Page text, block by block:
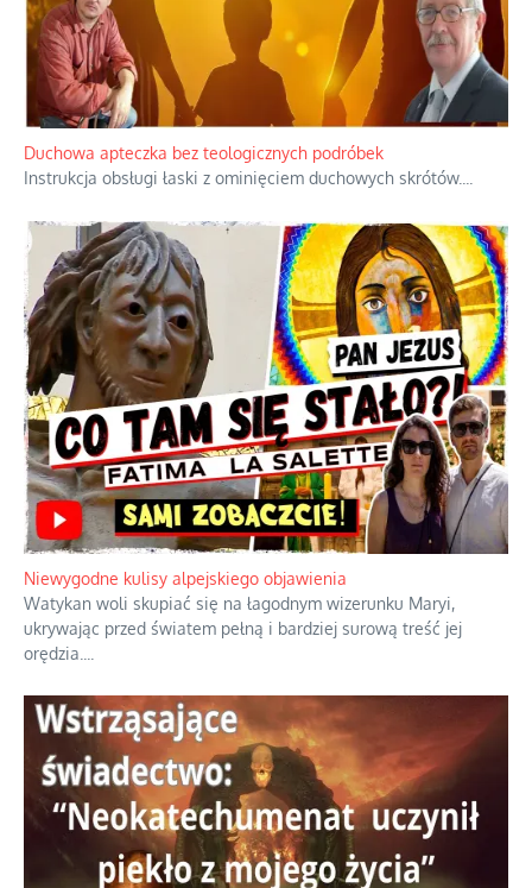
Duchowa apteczka bez teologicznych podróbek
Instrukcja obsługi łaski z ominięciem duchowych skrótów.
Niewygodne kulisy alpejskiego objawienia
Watykan woli skupiać się na łagodnym wizerunku Maryi,
ukrywając przed światem pełną i bardziej surową treść jej
orędzia.